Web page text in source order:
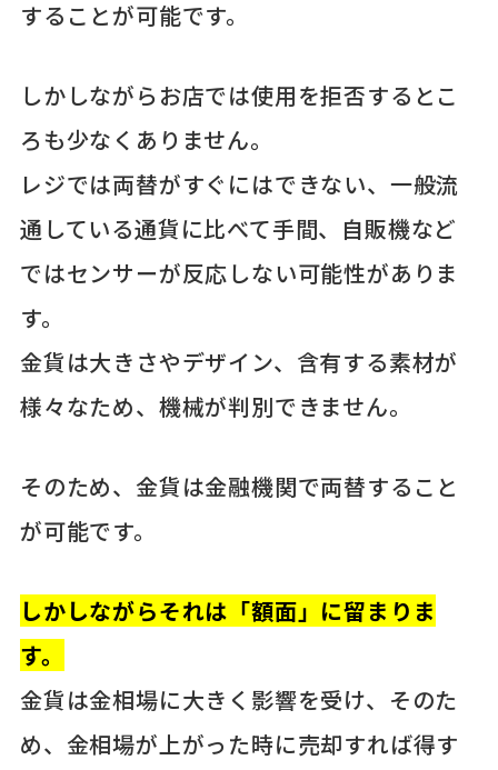
することが可能です。
しかしながらお店では使用を拒否するとこ
ろも少なくありません。
レジでは両替がすぐにはできない、一般流
通している通貨に比べて手間、自販機など
ではセンサーが反応しない可能性がありま
す。
金貨は大きさやデザイン、含有する素材が
様々なため、機械が判別できません。
そのため、金貨は金融機関で両替すること
が可能です。
しかしながらそれは「額面」に留まりま
す。
金貨は金相場に大きく影響を受け、そのた
め、金相場が上がった時に売却すれば得す